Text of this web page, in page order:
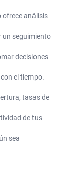
ofrece análisis
un seguimiento
decisiones
el tiempo.
tasas de
de tus
sea